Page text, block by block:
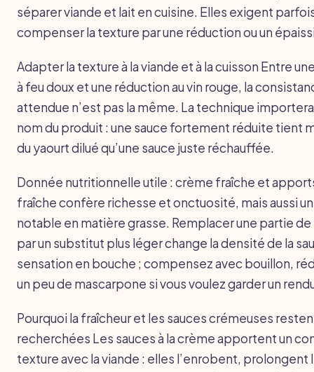
séparer viande et lait en cuisine. Elles exigent
compenser la texture par une réduction ou un
Adapter la texture à la viande et à la cuisson Entre
à feu doux et une réduction au vin rouge, la
attendue n’est pas la même. La technique
nom du produit : une sauce fortement réduite tient
du yaourt dilué qu’une sauce juste réchauffée.
Donnée nutritionnelle utile : crème fraîche et
fraîche confère richesse et onctuosité, mais aussi
notable en matière grasse. Remplacer une partie de
par un substitut plus léger change la densité de la
sensation en bouche ; compensez avec bouillon,
un peu de mascarpone si vous voulez garder un
Pourquoi la fraîcheur et les sauces crémeuses
recherchées Les sauces à la crème apportent un
texture avec la viande : elles l’enrobent, prolongent